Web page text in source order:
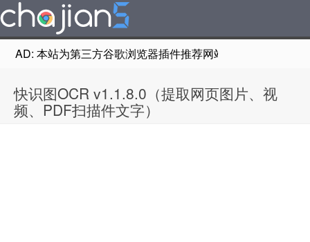
AD: 本站为第三方谷歌浏览器插件推荐网站，非Google
快识图OCR v1.1.8.0（提取网页图片、视
频、PDF扫描件文字）